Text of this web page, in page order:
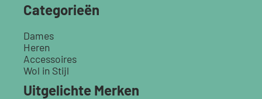
Categorieën
Dames
Heren
Accessoires
Wol in Stijl
Uitgelichte Merken